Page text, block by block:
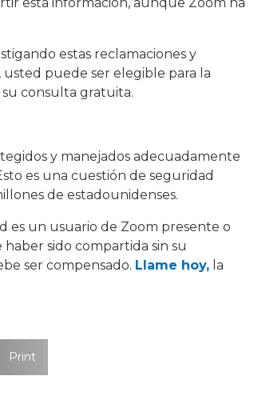
esta información, aunque Zoom ha
estas reclamaciones y
usted puede ser elegible para la
consulta gratuita.
y manejados adecuadamente
es una cuestión de seguridad
de estadounidenses.
es un usuario de Zoom presente o
sido compartida sin su
ser compensado. Llame hoy, la
Print